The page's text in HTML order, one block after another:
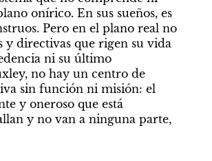
onírico. En sus sueños, es
Pero en el plano real no
y directivas que rigen su vida
ni su último
no hay un centro de
sin función ni misión: el
y oneroso que está
y no van a ninguna parte,